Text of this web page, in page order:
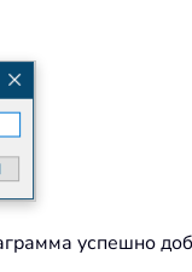
успешно